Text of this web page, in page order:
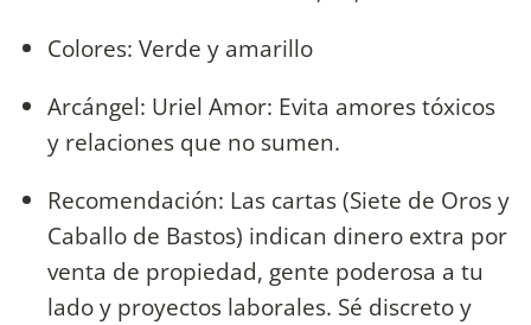
Colores: Verde y amarillo
Arcángel: Uriel Amor: Evita amores tóxicos
y relaciones que no sumen.
Recomendación: Las cartas (Siete de Oros y
Caballo de Bastos) indican dinero extra por
venta de propiedad, gente poderosa a tu
lado y proyectos laborales. Sé discreto y